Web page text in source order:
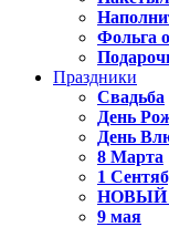
Фольга
Праздники
Свадьба
День
День
8 Марта
1
НОВЫЙ
9 мая